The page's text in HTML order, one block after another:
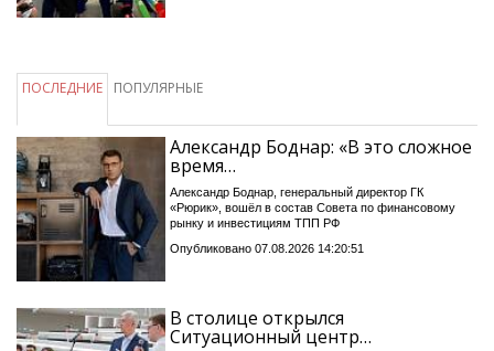
ПОСЛЕДНИЕ ПОПУЛЯРНЫЕ
Александр Боднар: «В это сложное
время…
Александр Боднар, генеральный директор ГК
«Рюрик», вошёл в состав Совета по финансовому
рынку и инвестициям ТПП РФ
Опубликовано 07.08.2026 14:20:51
В столице открылся
Ситуационный центр…